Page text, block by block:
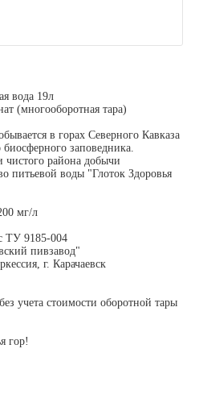
вода 19л
(многооборотная тара)
в горах Северного Кавказа
заповедника.
чистого района добычи
питьевой воды "Глоток Здоровья
мг/л
ТУ 9185-004
пивзавод"
г. Карачаевск
учета стоимости оборотной тары
гор!